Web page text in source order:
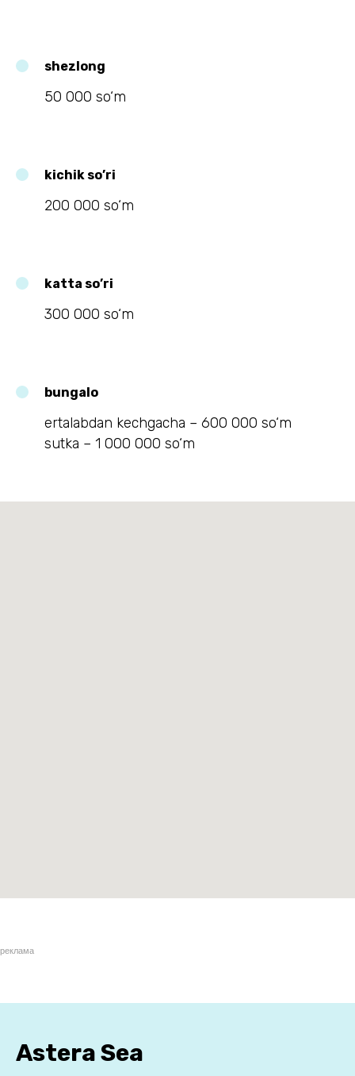
shezlong
50 000 so‘m
kichik so’ri
200 000 so‘m
katta so’ri
300 000 so‘m
bungalo
ertalabdan kechgacha – 600 000 so‘m
sutka – 1 000 000 so‘m
реклама
Astera Sea